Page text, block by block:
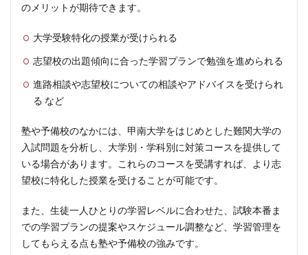
のメリットが期待できます。
大学受験特化の授業が受けられる
志望校の出題傾向に合った学習プランで勉強を進められる
進路相談や志望校についての相談やアドバイスを受けられ
る など
塾や予備校のなかには、甲南大学をはじめとした難関大学の
入試問題を分析し、大学別・学科別に対策コースを提供して
いる場合があります。これらのコースを受講すれば、より志
望校に特化した授業を受けることが可能です。
また、生徒一人ひとりの学習レベルに合わせた、試験本番ま
での学習プランの提案やスケジュール調整など、学習管理を
してもらえる点も塾や予備校の強みです。